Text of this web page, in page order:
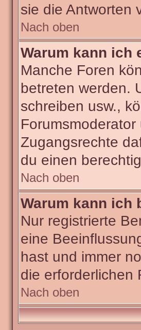
sie die Antworten
Nach oben
Warum kann ich
Manche Foren
betreten werden.
schreiben usw.,
Zugangsrechte
du einen
Nach oben
Warum kann ich
Nur registrierte
eine
hast und immer
die erforderlichen
Nach oben